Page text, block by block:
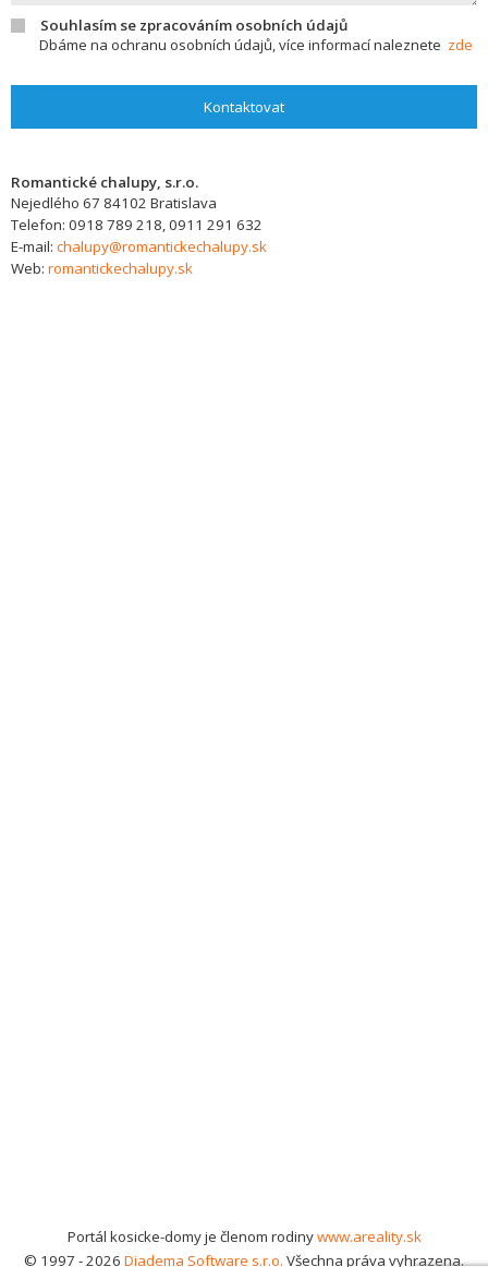
Souhlasím se zpracováním osobních údajů
Dbáme na ochranu osobních údajů, více informací naleznete zde
Kontaktovat
Romantické chalupy, s.r.o.
Nejedlého 67 84102 Bratislava
Telefon: 0918 789 218, 0911 291 632
E-mail: chalupy@romantickechalupy.sk
Web: romantickechalupy.sk
Portál kosicke-domy je členom rodinywww.areality.sk
© 1997 - 2026 Diadema Software s.r.o. Všechna práva vyhrazena.